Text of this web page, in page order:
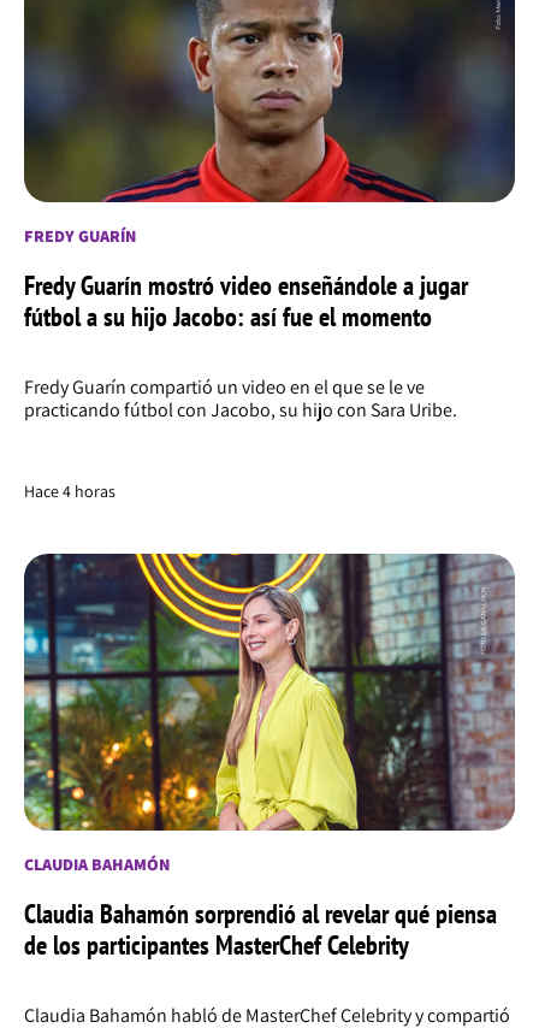
FREDY GUARÍN
Fredy Guarín mostró video enseñándole a jugar
fútbol a su hijo Jacobo: así fue el momento
Fredy Guarín compartió un video en el que se le ve
practicando fútbol con Jacobo, su hijo con Sara Uribe.
Hace 4 horas
CLAUDIA BAHAMÓN
Claudia Bahamón sorprendió al revelar qué piensa
de los participantes MasterChef Celebrity
Claudia Bahamón habló de MasterChef Celebrity y compartió